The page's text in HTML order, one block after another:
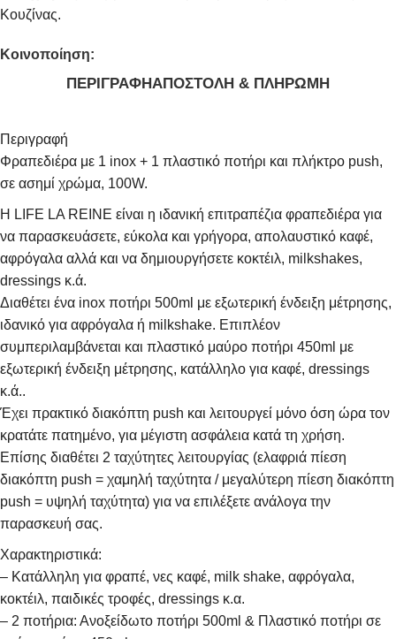
Κουζίνας.
Κοινοποίηση:
ΠΕΡΙΓΡΑΦΉΑΠΟΣΤΟΛΉ & ΠΛΗΡΩΜΉ
Περιγραφή
Φραπεδιέρα με 1 inox + 1 πλαστικό ποτήρι και πλήκτρο push,
σε ασημί χρώμα, 100W.
Η LIFE LA REINE είναι η ιδανική επιτραπέζια φραπεδιέρα για
να παρασκευάσετε, εύκολα και γρήγορα, απολαυστικό καφέ,
αφρόγαλα αλλά και να δημιουργήσετε κοκτέιλ, milkshakes,
dressings κ.ά.
Διαθέτει ένα inox ποτήρι 500ml με εξωτερική ένδειξη μέτρησης,
ιδανικό για αφρόγαλα ή milkshake. Επιπλέον
συμπεριλαμβάνεται και πλαστικό μαύρο ποτήρι 450ml με
εξωτερική ένδειξη μέτρησης, κατάλληλο για καφέ, dressings
κ.ά..
Έχει πρακτικό διακόπτη push και λειτουργεί μόνο όση ώρα τον
κρατάτε πατημένο, για μέγιστη ασφάλεια κατά τη χρήση.
Επίσης διαθέτει 2 ταχύτητες λειτουργίας (ελαφριά πίεση
διακόπτη push = χαμηλή ταχύτητα / μεγαλύτερη πίεση διακόπτη
push = υψηλή ταχύτητα) για να επιλέξετε ανάλογα την
παρασκευή σας.
Χαρακτηριστικά:
– Κατάλληλη για φραπέ, νες καφέ, milk shake, αφρόγαλα,
κοκτέιλ, παιδικές τροφές, dressings κ.α.
– 2 ποτήρια: Ανοξείδωτο ποτήρι 500ml & Πλαστικό ποτήρι σε